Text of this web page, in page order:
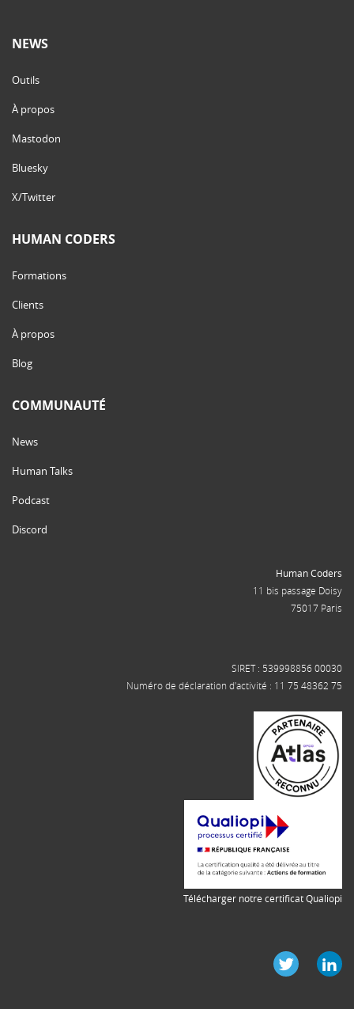
NEWS
Outils
À propos
Mastodon
Bluesky
X/Twitter
HUMAN CODERS
Formations
Clients
À propos
Blog
COMMUNAUTÉ
News
Human Talks
Podcast
Discord
Human Coders
11 bis passage Doisy
75017 Paris
SIRET : 539998856 00030
Numéro de déclaration d'activité : 11 75 48362 75
Télécharger notre certificat Qualiopi